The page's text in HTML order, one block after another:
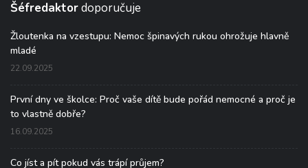
Šéfredaktordoporučuje
Žloutenka na vzestupu: Nemoc špinavých rukou ohrožuje hlavně
mladé
22.09.2025
První dny ve školce: Proč vaše dítě bude pořád nemocné a proč je
to vlastně dobře?
16.09.2025
Co jíst a pít pokud vás trápí průjem?